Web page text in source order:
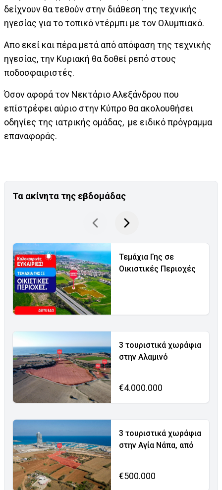
δείχνουν θα τεθούν στην διάθεση της τεχνικής
ηγεσίας για το τοπικό ντέρμπι με τον Ολυμπιακό.
Απο εκεί και πέρα μετά από απόφαση της τεχνικής
ηγεσίας, την Κυριακή θα δοθεί ρεπό στους
ποδοσφαιριστές.
Όσον αφορά τον Νεκτάριο Αλεξάνδρου που
επίστρέφει αύριο στην Κύπρο θα ακολουθήσει
οδηγίες της ιατρικής ομάδας, με ειδικό πρόγραμμα
επαναφοράς.
Τα ακίνητα της εβδομάδας
Τεμάχια Γης σε
Οικιστικές Περιοχές
3 τουριστικά χωράφια
στην Αλαμινό
€4.000.000
3 τουριστικά χωράφια
στην Αγία Νάπα, από
€500.000